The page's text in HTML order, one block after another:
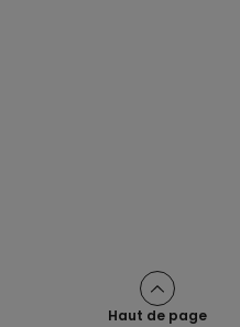
Haut de page